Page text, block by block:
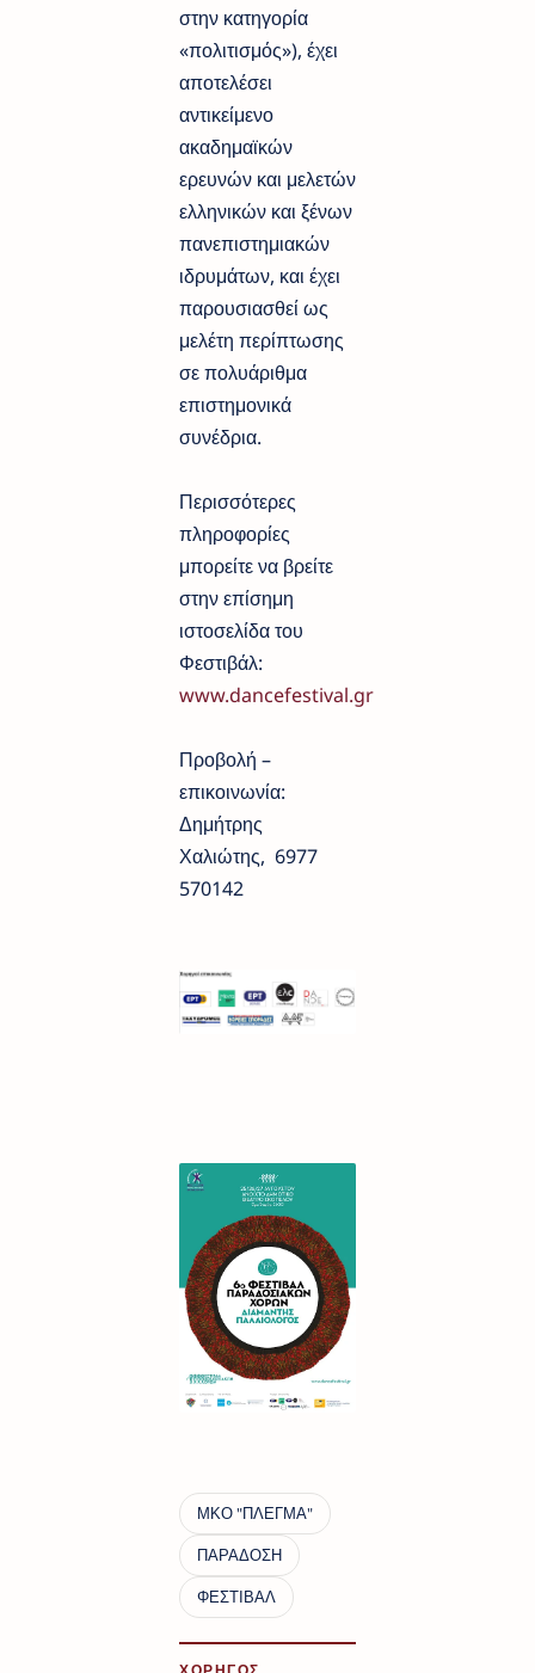
στην κατηγορία
«πολιτισμός»), έχει
αποτελέσει
αντικείμενο
ακαδημαϊκών
ερευνών και μελετών
ελληνικών και ξένων
πανεπιστημιακών
ιδρυμάτων, και έχει
παρουσιασθεί ως
μελέτη περίπτωσης
σε πολυάριθμα
επιστημονικά
συνέδρια.
Περισσότερες
πληροφορίες
μπορείτε να βρείτε
στην επίσημη
ιστοσελίδα του
Φεστιβάλ:
www.dancefestival.gr
Προβολή –
επικοινωνία:
Δημήτρης
Χαλιώτης, 6977
570142